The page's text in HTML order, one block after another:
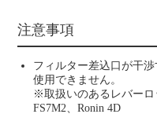
注意事項
フィルター差込口が干
使用できません。
※取扱いのあるレバーロ
FS7M2、Ronin 4D